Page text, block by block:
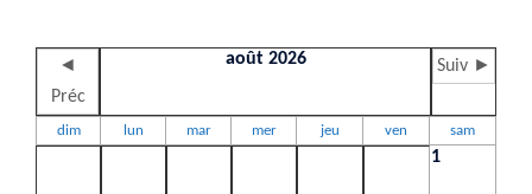
◄
Préc
août 2026 Suiv ►
dim lun mar mer jeu ven sam
1